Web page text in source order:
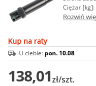
Ciężar [kg]:
Rozwiń
Kup na raty
U ciebie: pon. 10.08
138,01zł/szt.